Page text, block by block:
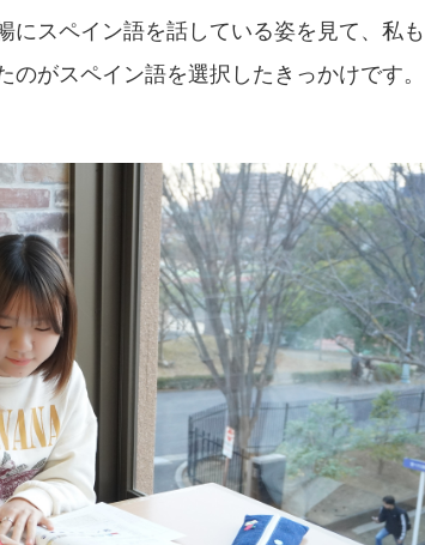
にスペイン語を話している姿を見て、私も
のがスペイン語を選択したきっかけです。